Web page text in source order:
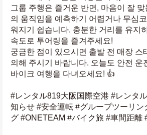
그룹 주행은 즐거운 반면, 마음이 잘
의 움직임을 예측하기 어렵거나 무심
워지기 쉽습니다. 충분한 거리를 유지
속도로 투어링을 즐겨주세요!
궁금한 점이 있으시면 출발 전 매장 스
의해 주시기 바랍니다. 오늘도 안전 운
바이크 여행을 다녀오세요! 👍
#レンタル819大阪国際空港 #レンタ
知らせ #安全運転 #グループツーリン
グ #ONETEAM #バイク旅 #車間距離